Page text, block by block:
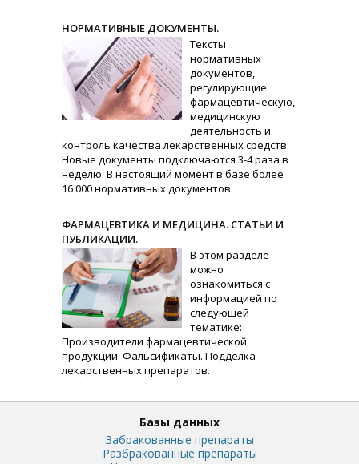
НОРМАТИВНЫЕ ДОКУМЕНТЫ.
Тексты
нормативных
документов,
регулирующие
фармацевтическую,
медицинскую
деятельность и
контроль качества лекарственных средств.
Новые документы подключаются 3-4 раза в
неделю. В настоящий момент в базе более
16 000 нормативных документов.
ФАРМАЦЕВТИКА И МЕДИЦИНА. СТАТЬИ И
ПУБЛИКАЦИИ.
В этом разделе
можно
ознакомиться с
информацией по
следующей
тематике:
Производители фармацевтической
продукции. Фальсификаты. Подделка
лекарственных препаратов.
Базы данных
Забракованные препараты
Разбракованные препараты